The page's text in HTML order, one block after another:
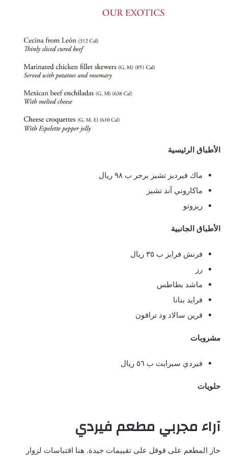
الأطباق الرئيسية
ماك فيرديز تشيز برجر ب ٩٨ ريال
ماكاروني آند تشيز
ريزوتو
الأطباق الجانبية
فرنش فرايز ب ٣٥ ريال
رز
ماشد بطاطس
فرايد بنانا
قرين سالاد وذ تراقون
مشروبات
فيردي سبرايت ب ٥٦ ريال
حلويات
آراء مجربي مطعم فيردي
حاز المطعم على قوقل على تقييمات جيدة. هنا اقتباسات لزوار